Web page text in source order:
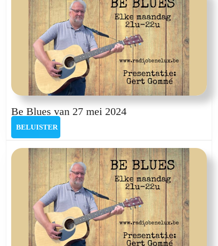
2024
Be Blues van 27 mei 2024Be
27
mei
2024
BELUISTER